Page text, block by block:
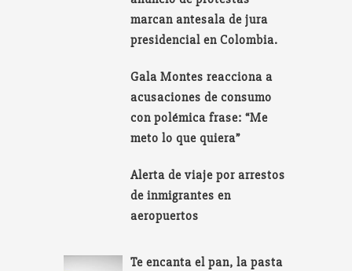
marcan antesala de jura
presidencial en Colombia.
Gala Montes reacciona a
acusaciones de consumo
con polémica frase: “Me
meto lo que quiera”
Alerta de viaje por arrestos
de inmigrantes en
aeropuertos
Te encanta el pan, la pasta